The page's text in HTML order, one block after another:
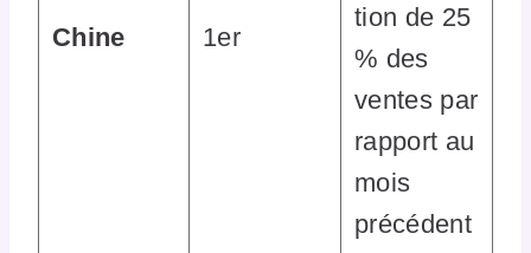
Chine 1er
tion de 25
% des
ventes par
rapport au
mois
précédent